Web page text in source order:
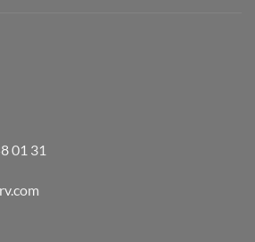
01 31